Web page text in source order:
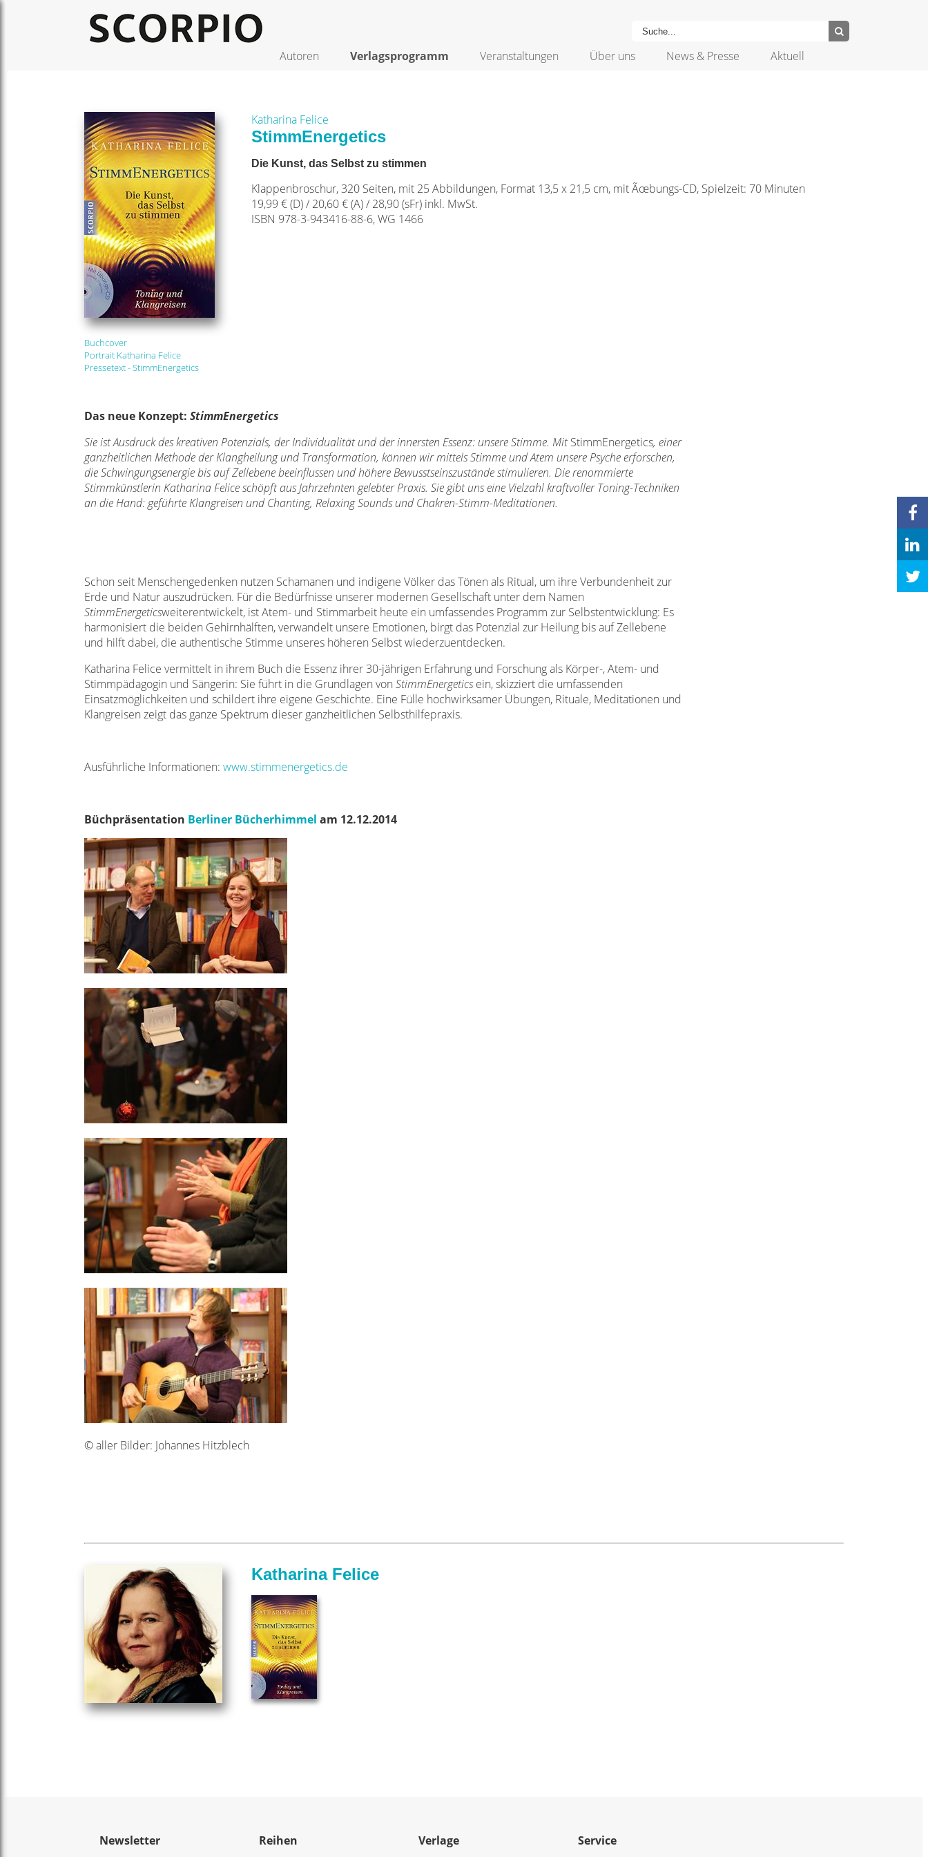
Autoren Verlagsprogramm Veranstaltungen Über uns News & Presse Aktuell
Buchcover
Portrait Katharina Felice
Pressetext - StimmEnergetics
Katharina Felice
StimmEnergetics
Die Kunst, das Selbst zu stimmen
Klappenbroschur, 320 Seiten, mit 25 Abbildungen, Format 13,5 x 21,5 cm, mit Ãœbungs-CD, Spielzeit: 70 Minuten
19,99 € (D) / 20,60 € (A) / 28,90 (sFr) inkl. MwSt.
ISBN 978-3-943416-88-6, WG 1466
Das neue Konzept: StimmEnergetics
Sie ist Ausdruck des kreativen Potenzials, der Individualität und der innersten Essenz: unsere Stimme. MitStimmEnergetics, einer
ganzheitlichen Methode der Klangheilung und Transformation, können wir mittels Stimme und Atem unsere Psyche erforschen,
die Schwingungsenergie bis auf Zellebene beeinflussen und höhere Bewusstseinszustände stimulieren. Die renommierte
Stimmkünstlerin Katharina Felice schöpft aus Jahrzehnten gelebter Praxis. Sie gibt uns eine Vielzahl kraftvoller Toning-Techniken
an die Hand: geführte Klangreisen und Chanting, Relaxing Sounds und Chakren-Stimm-Meditationen.
Schon seit Menschengedenken nutzen Schamanen und indigene Völker das Tönen als Ritual, um ihre Verbundenheit zur
Erde und Natur auszudrücken. Für die Bedürfnisse unserer modernen Gesellschaft unter dem Namen
StimmEnergeticsweiterentwickelt, ist Atem- und Stimmarbeit heute ein umfassendes Programm zur Selbstentwicklung: Es
harmonisiert die beiden Gehirnhälften, verwandelt unsere Emotionen, birgt das Potenzial zur Heilung bis auf Zellebene
und hilft dabei, die authentische Stimme unseres höheren Selbst wiederzuentdecken.
Katharina Felice vermittelt in ihrem Buch die Essenz ihrer 30-jährigen Erfahrung und Forschung als Körper-, Atem- und
Stimmpädagogin und Sängerin: Sie führt in die Grundlagen von StimmEnergeticsein, skizziert die umfassenden
Einsatzmöglichkeiten und schildert ihre eigene Geschichte. Eine Fülle hochwirksamer Übungen, Rituale, Meditationen und
Klangreisen zeigt das ganze Spektrum dieser ganzheitlichen Selbsthilfepraxis.
Ausführliche Informationen: www.stimmenergetics.de
Büchpräsentation Berliner Bücherhimmel am 12.12.2014
© aller Bilder: Johannes Hitzblech
Katharina Felice
Newsletter Reihen Verlage Service